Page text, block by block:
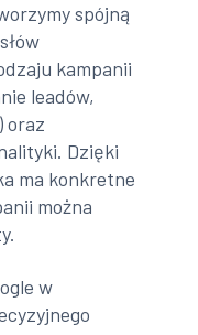
spójną
kampanii
leadów,
oraz
Dzięki
ma konkretne
można
w